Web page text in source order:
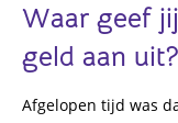
Waar geef
geld aan uit?
Afgelopen tijd was